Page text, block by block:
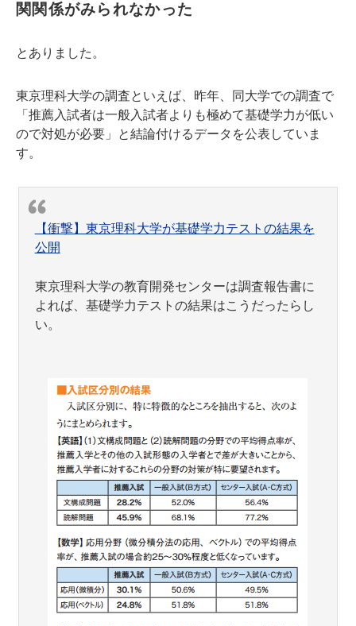
関関係がみられなかった
とありました。
東京理科大学の調査といえば、昨年、同大学での調査で
「推薦入試者は一般入試者よりも極めて基礎学力が低い
ので対処が必要」と結論付けるデータを公表していま
す。
【衝撃】東京理科大学が基礎学力テストの結果を
公開
東京理科大学の教育開発センターは調査報告書に
よれば、基礎学力テストの結果はこうだったらし
い。